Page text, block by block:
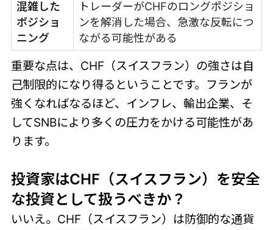
混雑した
ポジショ
ニング
トレーダーがCHFのロングポジショ
ンを解消した場合、急激な反転につ
ながる可能性がある
重要な点は、CHF（スイスフラン）の強さは自
己制限的になり得るということです。フランが
強くなればなるほど、インフレ、輸出企業、そ
してSNBにより多くの圧力をかける可能性があ
ります。
投資家はCHF（スイスフラン）を安全
な投資として扱うべきか？
いいえ。CHF（スイスフラン）は防御的な通貨